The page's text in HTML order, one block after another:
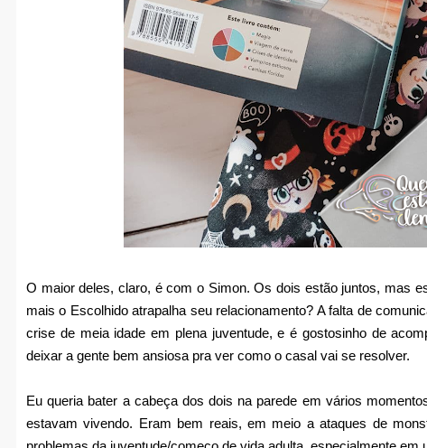
O maior deles, claro, é com o Simon. Os dois estão juntos, mas
mais o Escolhido atrapalha seu relacionamento? A falta de
crise de meia idade em plena juventude, e é gostosinho de
deixar a gente bem ansiosa pra ver como o casal vai se resolver.
Eu queria bater a cabeça dos dois na parede em vários
estavam vivendo. Eram bem reais, em meio a ataques de